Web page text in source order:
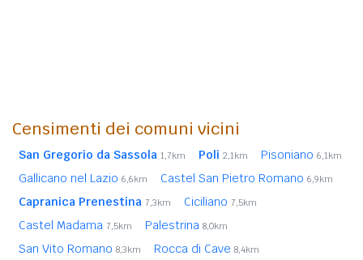
Censimenti dei comuni vicini
San Gregorio da Sassola 1,7km Poli 2,1km Pisoniano 6,1km
Gallicano nel Lazio 6,6km Castel San Pietro Romano 6,9km
Capranica Prenestina 7,3km Ciciliano 7,5km
Castel Madama 7,5km Palestrina 8,0km
San Vito Romano 8,3km Rocca di Cave 8,4km